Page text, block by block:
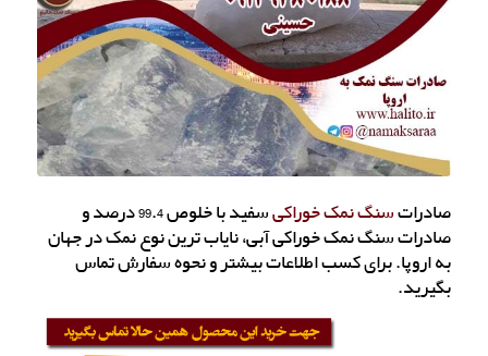
صادراتسنگ نمک خوراکی
سفید با خلوص 99.4 درصد و
صادرات سنگ نمک خوراکی آبی، نایاب ترین نوع نمک در جهان
به اروپا. برای کسب اطلاعات بیشتر و نحوه سفارش تماس
بگیرید.